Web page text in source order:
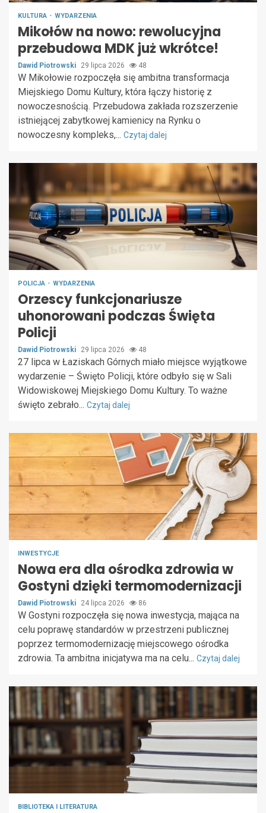
KULTURA WYDARZENIA
Mikołów na nowo: rewolucyjna
przebudowa MDK już wkrótce!
Dawid Piotrowski 29 lipca 2026 48
W Mikołowie rozpoczęła się ambitna transformacja
Miejskiego Domu Kultury, która łączy historię z
nowoczesnością. Przebudowa zakłada rozszerzenie
istniejącej zabytkowej kamienicy na Rynku o
nowoczesny kompleks,... Czytaj dalej
POLICJA WYDARZENIA
Orzescy funkcjonariusze
uhonorowani podczas Święta
Policji
Dawid Piotrowski 29 lipca 2026 48
27 lipca w Łaziskach Górnych miało miejsce wyjątkowe
wydarzenie – Święto Policji, które odbyło się w Sali
Widowiskowej Miejskiego Domu Kultury. To ważne
święto zebrało... Czytaj dalej
INWESTYCJE
Nowa era dla ośrodka zdrowia w
Gostyni dzięki termomodernizacji
Dawid Piotrowski 24 lipca 2026 86
W Gostyni rozpoczęła się nowa inwestycja, mająca na
celu poprawę standardów w przestrzeni publicznej
poprzez termomodernizację miejscowego ośrodka
zdrowia. Ta ambitna inicjatywa ma na celu... Czytaj dalej
BIBLIOTEKA I LITERATURA